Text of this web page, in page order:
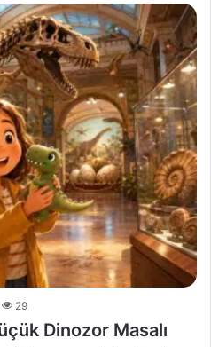
29
Dinozor Masalı